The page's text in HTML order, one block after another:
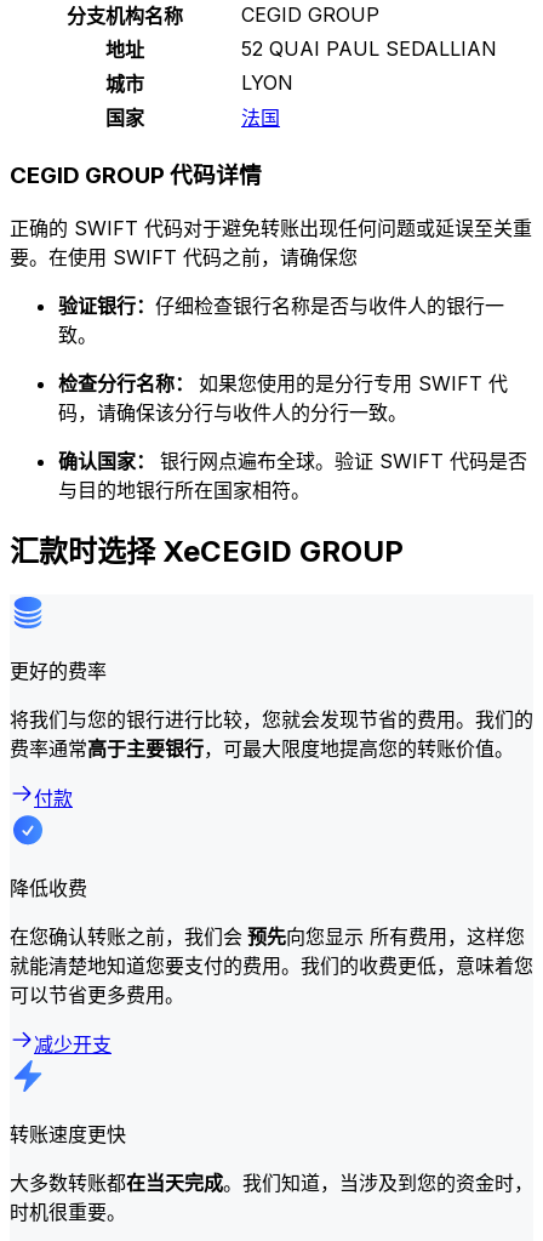
分支机构名称
CEGID GROUP
地址
52 QUAI PAUL SEDALLIAN
城市
LYON
国家
法国
CEGID GROUP 代码详情
正确的 SWIFT 代码对于避免转账出现任何问题或延误至关重
要。在使用 SWIFT 代码之前，请确保您
验证银行： 仔细检查银行名称是否与收件人的银行一
致。
检查分行名称： 如果您使用的是分行专用 SWIFT 代
码，请确保该分行与收件人的分行一致。
确认国家： 银行网点遍布全球。验证 SWIFT 代码是否
与目的地银行所在国家相符。
汇款时选择 XeCEGID GROUP
更好的费率
将我们与您的银行进行比较，您就会发现节省的费用。我们的
费率通常高于主要银行，可最大限度地提高您的转账价值。
付款
降低收费
在您确认转账之前，我们会 预先向您显示 所有费用，这样您
就能清楚地知道您要支付的费用。我们的收费更低，意味着您
可以节省更多费用。
减少开支
转账速度更快
大多数转账都在当天完成。我们知道，当涉及到您的资金时，
时机很重要。